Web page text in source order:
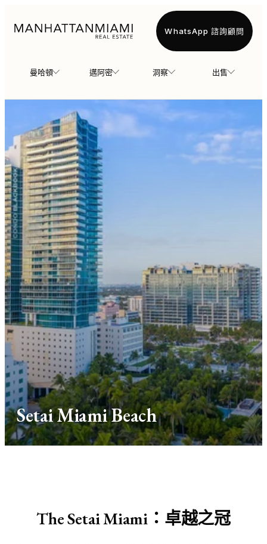
曼哈頓 邁阿密 洞察 出售
WhatsApp 諮詢顧問
Setai Miami Beach
The Setai Miami：卓越之冠